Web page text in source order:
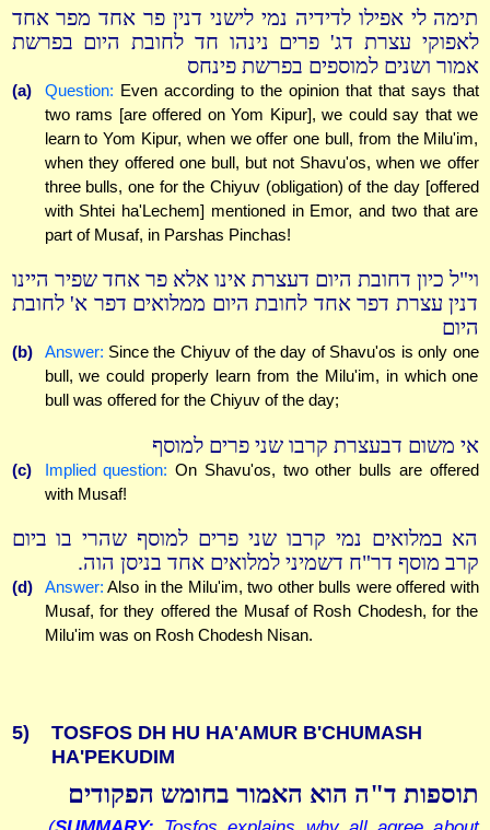
תימה לי אפילו לדידיה נמי לישני דנין פר אחד מפר אחד
לאפוקי עצרת דג' פרים נינהו חד לחובת היום בפרשת
אמור ושנים למוספים בפרשת פינחס
(a) Question: Even according to the opinion that that says that
two rams [are offered on Yom Kipur], we could say that we
learn to Yom Kipur, when we offer one bull, from the Milu'im,
when they offered one bull, but not Shavu'os, when we offer
three bulls, one for the Chiyuv (obligation) of the day [offered
with Shtei ha'Lechem] mentioned in Emor, and two that are
part of Musaf, in Parshas Pinchas!
וי"ל כיון דחובת היום דעצרת אינו אלא פר אחד שפיר היינו
דנין עצרת דפר אחד לחובת היום ממלואים דפר א' לחובת
היום
(b) Answer: Since the Chiyuv of the day of Shavu'os is only one
bull, we could properly learn from the Milu'im, in which one
bull was offered for the Chiyuv of the day;
אי משום דבעצרת קרבו שני פרים למוסף
(c) Implied question: On Shavu'os, two other bulls are offered
with Musaf!
הא במלואים נמי קרבו שני פרים למוסף שהרי בו ביום
קרב מוסף דר"ח דשמיני למלואים אחד בניסן הוה.
(d) Answer: Also in the Milu'im, two other bulls were offered with
Musaf, for they offered the Musaf of Rosh Chodesh, for the
Milu'im was on Rosh Chodesh Nisan.
5)
TOSFOS DH HU HA'AMUR B'CHUMASH
HA'PEKUDIM
תוספות ד"ה הוא האמור בחומש הפקודים